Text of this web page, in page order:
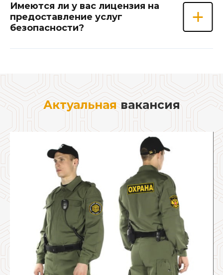
Имеются ли у вас лицензия на
предоставление услуг
безопасности?
Актуальнаявакансия